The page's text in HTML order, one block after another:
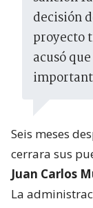
decisión
proyecto
acusó
Seis meses
cerrara sus
Juan Carlos
La